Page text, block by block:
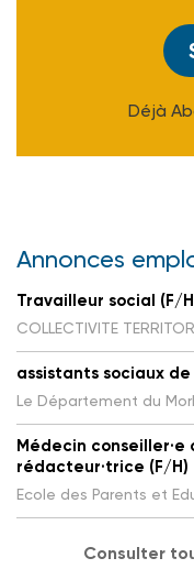
Déjà
Annonces
Travailleur social (F/
COLLECTIVITE
assistants sociaux
Le Département du
Médecin conseiller·e
rédacteur·trice (F/H)
Ecole des Parents et
Consulter